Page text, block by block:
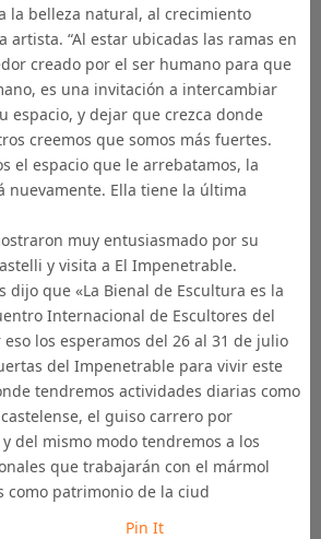
la belleza natural, al crecimiento
artista. “Al estar ubicadas las ramas en
creado por el ser humano para que
es una invitación a intercambiar
espacio, y dejar que crezca donde
creemos que somos más fuertes.
el espacio que le arrebatamos, la
nuevamente. Ella tiene la última
muy entusiasmado por su
y visita a El Impenetrable.
dijo que «La Bienal de Escultura es la
Internacional de Escultores del
los esperamos del 26 al 31 de julio
del Impenetrable para vivir este
tendremos actividades diarias como
el guiso carrero por
del mismo modo tendremos a los
que trabajarán con el mármol
como patrimonio de la ciud
Pin It